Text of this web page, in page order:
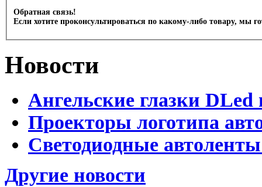
Обратная связь!
Если хотите проконсультироваться по какому-либо товару, мы
Новости
Ангельские глазки DLed
Проекторы логотипа
Светодиодные
Другие новости